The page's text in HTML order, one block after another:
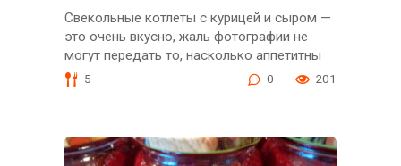
Свекольные котлеты с курицей и сыром —
это очень вкусно, жаль фотографии не
могут передать то, насколько аппетитны
5 0 201